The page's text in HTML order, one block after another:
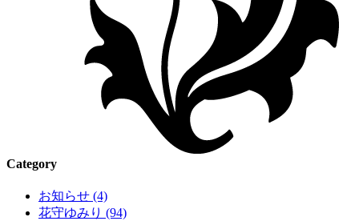
Category
お知らせ (4)
花守ゆみり (94)